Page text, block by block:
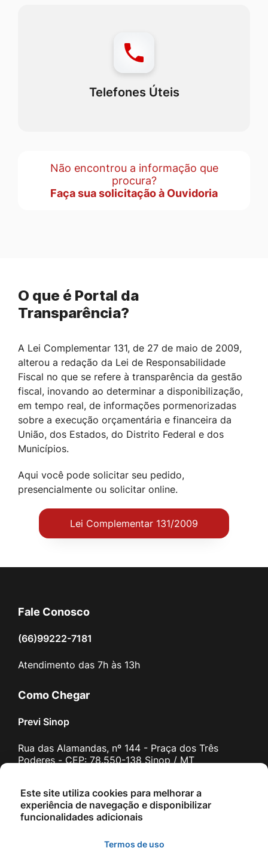
Telefones Úteis
Não encontrou a informação que
procura?
Faça sua solicitação à Ouvidoria
O que é Portal da
Transparência?
A Lei Complementar 131, de 27 de maio de 2009,
alterou a redação da Lei de Responsabilidade
Fiscal no que se refere à transparência da gestão
fiscal, inovando ao determinar a disponibilização,
em tempo real, de informações pormenorizadas
sobre a execução orçamentária e financeira da
União, dos Estados, do Distrito Federal e dos
Municípios.
Aqui você pode solicitar seu pedido,
presencialmente ou solicitar online.
Lei Complementar 131/2009
Fale Conosco
(66)99222-7181
Atendimento das 7h às 13h
Como Chegar
Previ Sinop
Rua das Alamandas, nº 144 - Praça dos Três
Poderes - CEP: 78.550-138 Sinop / MT
Responsável
Previ Sinop
transparencia@previsinop.com.br
Este site utiliza cookies para melhorar a
experiência de navegação e disponibilizar
funcionalidades adicionais
Termos de uso